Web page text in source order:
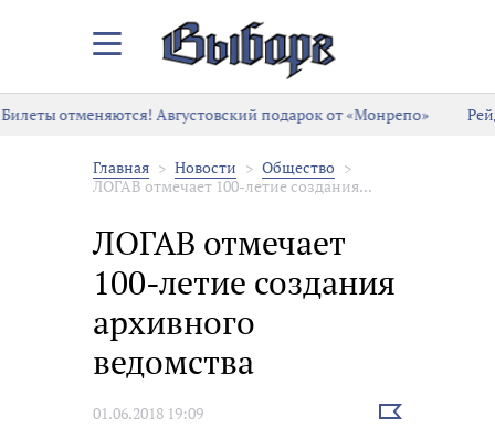
Закрыть/
меню
отменяются! Августовский подарок от «Монрепо»
Главная Новости
Общество
ЛОГАВ отмечает 100-летие создания...
ЛОГАВ отмечает
100-летие создания
архивного
ведомства
01.06.2018 19:09
Выбрать